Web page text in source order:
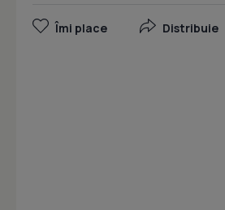
Îmi place Distribuie